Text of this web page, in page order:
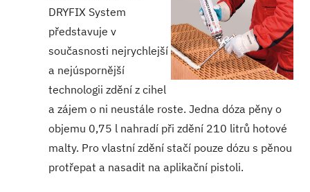
DRYFIX System
představuje v
současnosti nejrychlejší
a nejúspornější
technologii zdění z cihel
a zájem o ni neustále roste. Jedna dóza pěny o
objemu 0,75 l nahradí při zdění 210 litrů hotové
malty. Pro vlastní zdění stačí pouze dózu s pěnou
protřepat a nasadit na aplikační pistoli.